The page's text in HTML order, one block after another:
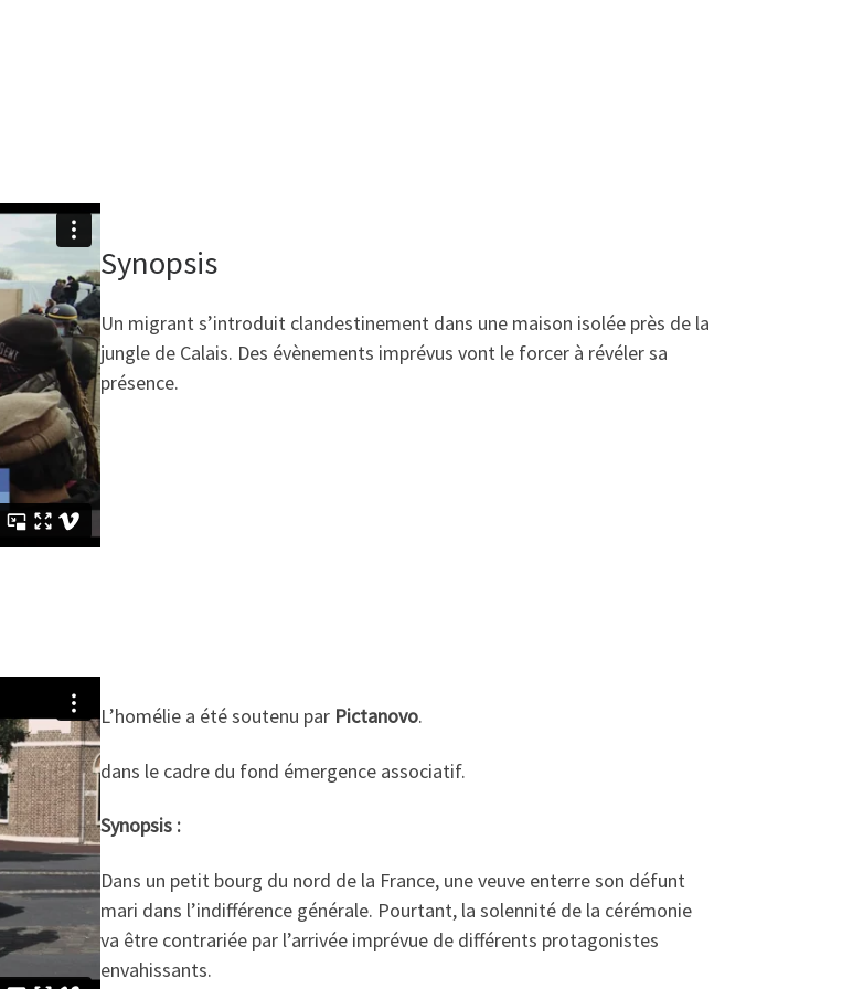
Synopsis
Un migrant s’introduit clandestinement dans une maison isolée près de la
jungle de Calais. Des évènements imprévus vont le forcer à révéler sa
présence.
L’homélie a été soutenu par Pictanovo.
dans le cadre du fond émergence associatif.
Synopsis :
Dans un petit bourg du nord de la France, une veuve enterre son défunt
mari dans l’indifférence générale. Pourtant, la solennité de la cérémonie
va être contrariée par l’arrivée imprévue de différents protagonistes
envahissants.